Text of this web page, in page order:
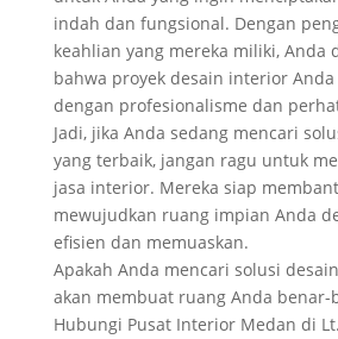
indah dan fungsional. Dengan
keahlian yang mereka miliki, Anda
bahwa proyek desain interior
dengan profesionalisme dan
Jadi, jika Anda sedang mencari
yang terbaik, jangan ragu untuk
jasa interior. Mereka siap
mewujudkan ruang impian Anda
efisien dan memuaskan.
Apakah Anda mencari solusi
akan membuat ruang Anda benar-
Hubungi Pusat Interior Medan di Lt.